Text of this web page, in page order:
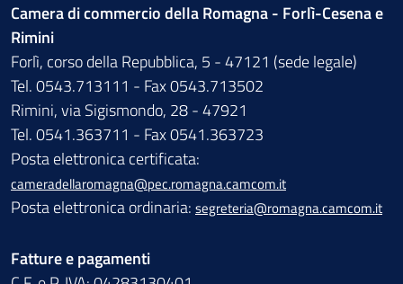
Camera di commercio della Romagna - Forlì-Cesena e
Rimini
Forlì, corso della Repubblica, 5 - 47121 (sede legale)
Tel. 0543.713111 - Fax 0543.713502
Rimini, via Sigismondo, 28 - 47921
Tel. 0541.363711 - Fax 0541.363723
Posta elettronica certificata:
cameradellaromagna@pec.romagna.camcom.it
Posta elettronica ordinaria: segreteria@romagna.camcom.it
Fatture e pagamenti